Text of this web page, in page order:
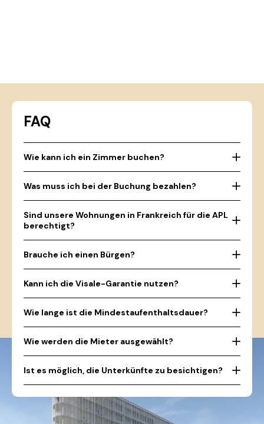
FAQ
Wie kann ich ein Zimmer buchen?
Was muss ich bei der Buchung bezahlen?
Sind unsere Wohnungen in Frankreich für die APL
berechtigt?
Brauche ich einen Bürgen?
Kann ich die Visale-Garantie nutzen?
Wie lange ist die Mindestaufenthaltsdauer?
Wie werden die Mieter ausgewählt?
Ist es möglich, die Unterkünfte zu besichtigen?